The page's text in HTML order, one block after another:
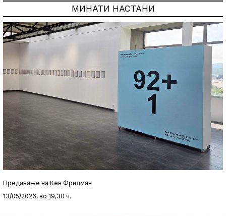
МИНАТИ НАСТАНИ
Предавање на Кен Фридман
13/05/2026, во 19,30 ч.